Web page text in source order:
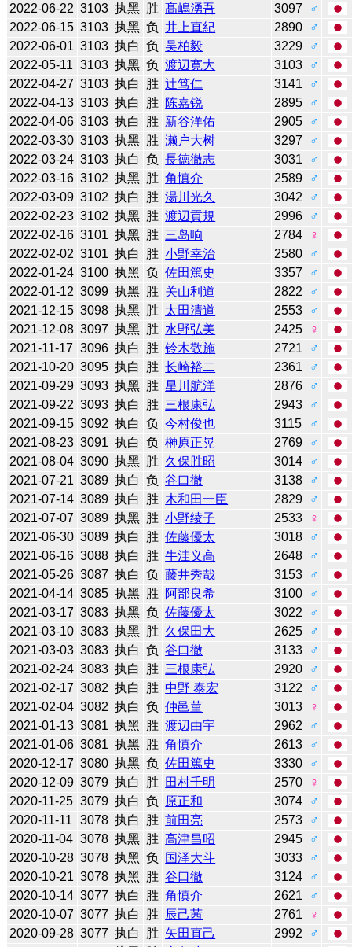
2022-06-22 3103 执黑 胜 髙嶋湧吾 3097
♂
2022-06-15 3103 执黑 负 井上直紀 2890
♂
2022-06-01 3103 执白 负 吴柏毅 3229
♂
2022-05-11 3103 执黑 负 渡辺寛大 3103
♂
2022-04-27 3103 执白 胜 辻笃仁 3141
♂
2022-04-13 3103 执白 胜 陈嘉锐 2895
♂
2022-04-06 3103 执白 胜 新谷洋佑 2905
♂
2022-03-30 3103 执黑 胜 濑户大树 3297
♂
2022-03-24 3103 执白 负 長徳徹志 3031
♂
2022-03-16 3102 执黑 胜 角慎介 2589
♂
2022-03-09 3102 执白 胜 湯川光久 3042
♂
2022-02-23 3102 执黑 胜 渡辺貢規 2996
♂
2022-02-16 3101 执黑 胜 三岛响 2784
♀
2022-02-02 3101 执白 胜 小野幸治 2580
♂
2022-01-24 3100 执黑 负 佐田篤史 3357
♂
2022-01-12 3099 执黑 胜 关山利道 2822
♂
2021-12-15 3098 执黑 胜 太田清道 2553
♂
2021-12-08 3097 执黑 胜 水野弘美 2425
♀
2021-11-17 3096 执白 胜 铃木敬施 2721
♂
2021-10-20 3095 执白 胜 长崎裕二 2361
♂
2021-09-29 3093 执黑 胜 星川航洋 2876
♂
2021-09-22 3093 执白 胜 三根康弘 2943
♂
2021-09-15 3092 执白 负 今村俊也 3115
♂
2021-08-23 3091 执白 负 榊原正晃 2769
♂
2021-08-04 3090 执黑 胜 久保胜昭 3014
♂
2021-07-21 3089 执白 负 谷口徹 3138
♂
2021-07-14 3089 执白 胜 木和田一臣 2829
♂
2021-07-07 3089 执黑 胜 小野绫子 2533
♀
2021-06-30 3089 执白 胜 佐藤優太 3018
♂
2021-06-16 3088 执白 胜 牛洼义高 2648
♂
2021-05-26 3087 执白 负 藤井秀哉 3153
♂
2021-04-14 3085 执黑 胜 阿部良希 3100
♂
2021-03-17 3083 执黑 负 佐藤優太 3022
♂
2021-03-10 3083 执黑 胜 久保田大 2625
♂
2021-03-03 3083 执白 负 谷口徹 3133
♂
2021-02-24 3083 执白 胜 三根康弘 2920
♂
2021-02-17 3082 执白 胜 中野 泰宏 3122
♂
2021-02-04 3082 执白 负 仲邑菫 3013
♀
2021-01-13 3081 执黑 胜 渡辺由宇 2962
♂
2021-01-06 3081 执黑 胜 角慎介 2613
♂
2020-12-17 3080 执黑 负 佐田篤史 3330
♂
2020-12-09 3079 执白 胜 田村千明 2570
♀
2020-11-25 3079 执白 负 原正和 3074
♂
2020-11-11
3078 执白 胜 前田亮 2573
♂
2020-11-04 3078 执黑 胜 高津昌昭 2945
♂
2020-10-28 3078 执黑 负 国泽大斗 3033
♂
2020-10-21 3078 执黑 胜 谷口徹 3124
♂
2020-10-14 3077 执白 胜 角慎介 2621
♂
2020-10-07 3077 执白 胜 辰己茜 2761
♀
2020-09-28 3077 执白 胜 矢田直己 2992
♂